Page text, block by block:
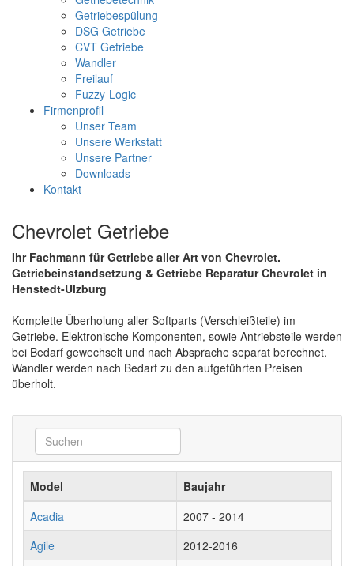
Getriebespülung
DSG Getriebe
CVT Getriebe
Wandler
Freilauf
Fuzzy-Logic
Firmenprofil
Unser Team
Unsere Werkstatt
Unsere Partner
Downloads
Kontakt
Chevrolet Getriebe
Ihr Fachmann für Getriebe aller Art von Chevrolet.
Getriebeinstandsetzung & Getriebe Reparatur Chevrolet in
Henstedt-Ulzburg
Komplette Überholung aller Softparts (Verschleißteile) im
Getriebe. Elektronische Komponenten, sowie Antriebsteile werden
bei Bedarf gewechselt und nach Absprache separat berechnet.
Wandler werden nach Bedarf zu den aufgeführten Preisen
überholt.
Model Baujahr
Acadia
2007 - 2014
Agile
2012-2016